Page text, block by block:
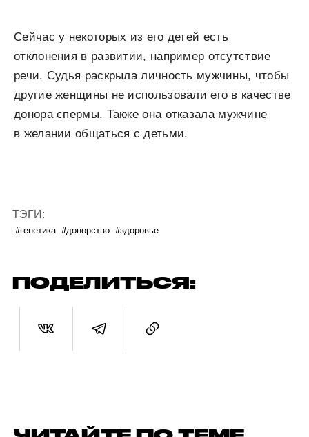
Сейчас у некоторых из его детей есть
отклонения в развитии, например отсутствие
речи. Судья раскрыла личность мужчины, чтобы
другие женщины не использовали его в качестве
донора спермы. Также она отказала мужчине
в желании общаться с детьми.
ТЭГИ:
#генетика #донорство #здоровье
ПОДЕЛИТЬСЯ: